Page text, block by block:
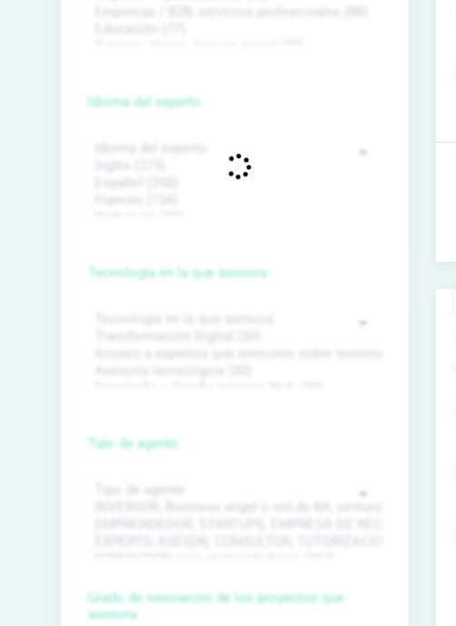
Idioma del experto
Tecnología en la que asesora
Tipo de agente
Grado de innovación de los proyectos que
asesora